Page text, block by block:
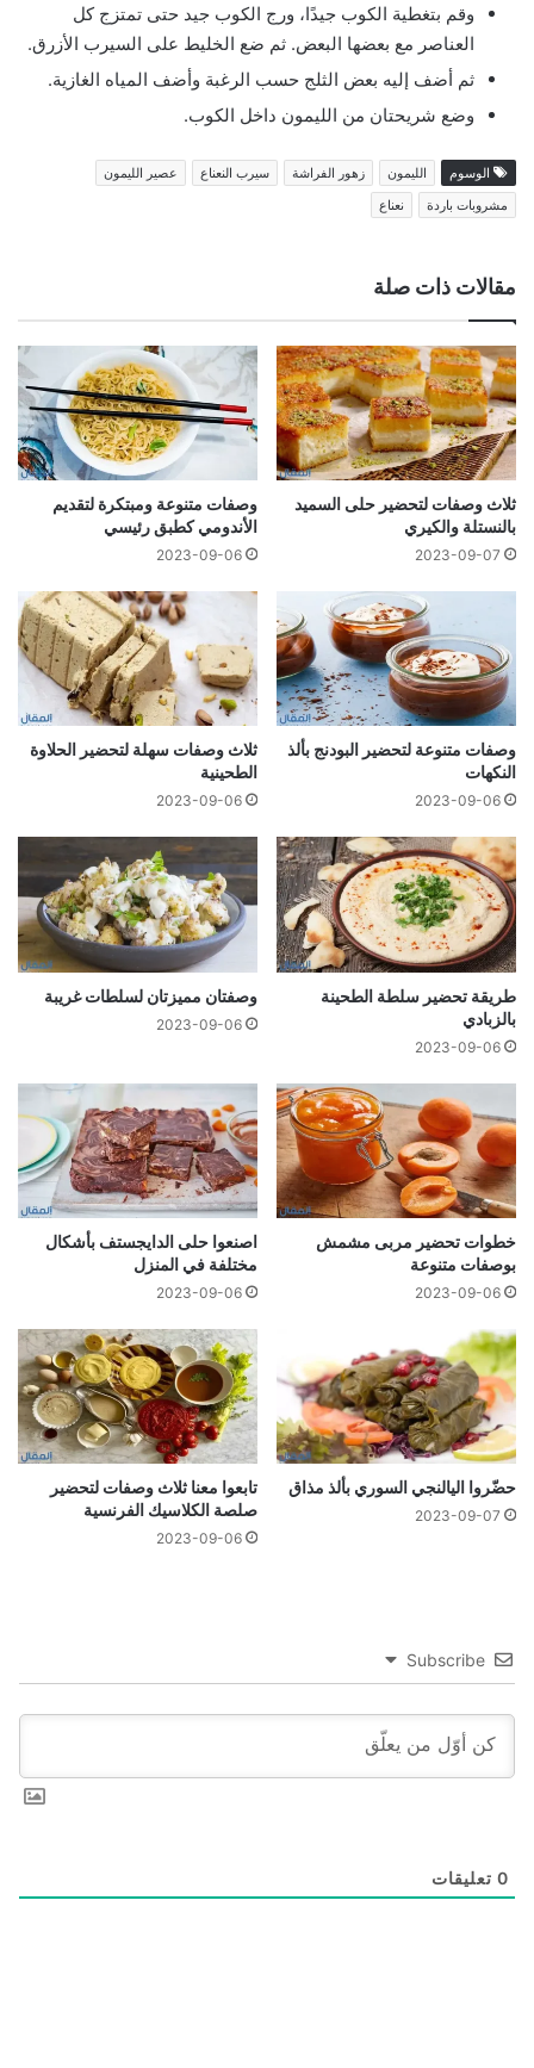
وقم بتغطية الكوب جيدًا، ورج الكوب جيد حتى تمتزج كل
العناصر مع بعضها البعض. ثم ضع الخليط على السيرب الأزرق.
ثم أضف إليه بعض الثلج حسب الرغبة وأضف المياه الغازية.
وضع شريحتان من الليمون داخل الكوب.
الوسوم الليمون زهور الفراشة سيرب النعناع
عصير الليمون
مشروبات باردة
نعناع
مقالات ذات صلة
ثلاث وصفات لتحضير حلى السميد
بالنستلة والكيري
2023-09-07
وصفات متنوعة ومبتكرة لتقديم
الأندومي كطبق رئيسي
2023-09-06
وصفات متنوعة لتحضير البودنج بألذ
النكهات
2023-09-06
ثلاث وصفات سهلة لتحضير الحلاوة
الطحينية
2023-09-06
طريقة تحضير سلطة الطحينة
بالزبادي
2023-09-06
وصفتان مميزتان لسلطات غريبة
2023-09-06
خطوات تحضير مربى مشمش
بوصفات متنوعة
2023-09-06
اصنعوا حلى الدايجستف بأشكال
مختلفة في المنزل
2023-09-06
حضّروا اليالنجي السوري بألذ مذاق
2023-09-07
تابعوا معنا ثلاث وصفات لتحضير
صلصة الكلاسیك الفرنسية
2023-09-06
Subscribe
0 تعليقات